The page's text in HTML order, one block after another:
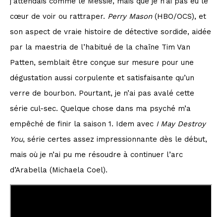
cœur de voir ou rattraper. Perry Mason(HBO/OCS), et
son aspect de vraie histoire de détective sordide, aidée
par la maestria de l’habitué de la chaîne Tim Van
Patten, semblait être conçue sur mesure pour une
dégustation aussi corpulente et satisfaisante qu’un
verre de bourbon. Pourtant, je n’ai pas avalé cette
série cul-sec. Quelque chose dans ma psyché m’a
empêché de finir la saison 1. Idem avec I May Destroy
You, série certes assez impressionnante dès le début,
mais où je n’ai pu me résoudre à continuer l’arc
d’Arabella (Michaela Coel).